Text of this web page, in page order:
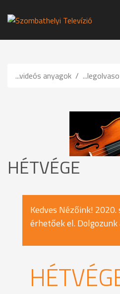
...videós anyagok
HÉTVÉGE
Kedves Nézőink!
érhetőek el.